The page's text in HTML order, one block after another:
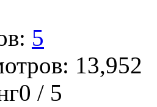
5
13,952
/ 5